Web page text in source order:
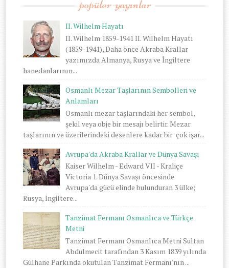
popüler-yayınlar
II. Wilhelm Hayatı
II. Wilhelm 1859-1941 II. Wilhelm Hayatı
(1859-1941), Daha önce Akraba Krallar
yazımızda Almanya, Rusya ve İngiltere
hanedanlarının...
Osmanlı Mezar Taşlarının Sembolleri ve
Anlamları
Osmanlı mezar taşlarındaki her sembol,
şekil veya obje bir mesajı belirtir. Mezar
taşlarının ve üzerilerindeki desenlere kadar bir çok işar...
Avrupa'da Akraba Krallar ve Dünya Savaşı
Kaiser Wilhelm - Edward VII - Kraliçe
Victoria 1. Dünya Savaşı öncesinde
Avrupa'da gücü elinde bulunduran 3 ülke;
Rusya, İngiltere...
Tanzimat Fermanı Osmanlıca ve Türkçe
Metni
Tanzimat Fermanı Osmanlıca Metni Sultan
Abdulmecit tarafından 3 Kasım 1839 yılında
Gülhane Parkında okutulan Tanzimat Fermanı'nın ...